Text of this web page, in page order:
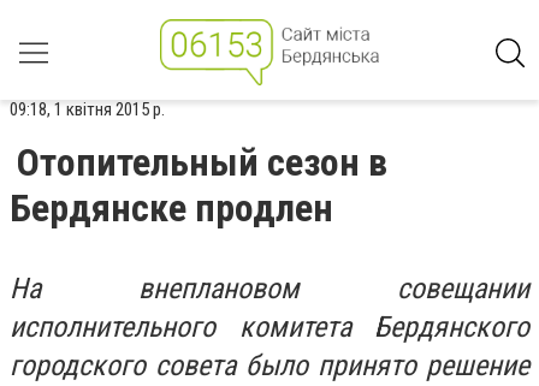
09:18, 1 квітня 2015 р.
Отопительный сезон в
Бердянске продлен
На внеплановом совещании
исполнительного комитета Бердянского
городского совета было принято решение